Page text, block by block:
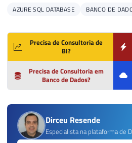
AZURE SQL DATABASE BANCO DE
Precisa de Consultoria de
BI?
Precisa de Consultoria em
Banco de Dados?
Dirceu Resende
Especialista na plataforma de